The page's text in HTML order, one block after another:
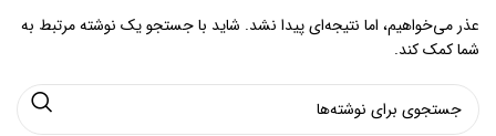
عذر می‌خواهیم، اما نتیجه‌ای پیدا نشد. شاید با جستجو یک نوشته مرتبط به
شما کمک کند.